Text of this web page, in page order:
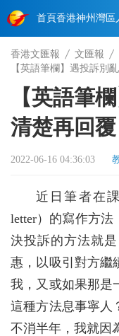
首頁香港神州 灣區
香港文匯報 文匯報
【英語筆欄】遇投訴別
【英語筆
清楚再回覆
2022-06-16 04:36:03
近日筆者在
letter）的寫作方
決投訴的方法就
惠，以吸引對方繼
我，又或如果那是
這種方法息事寧人
不消半年，我就因